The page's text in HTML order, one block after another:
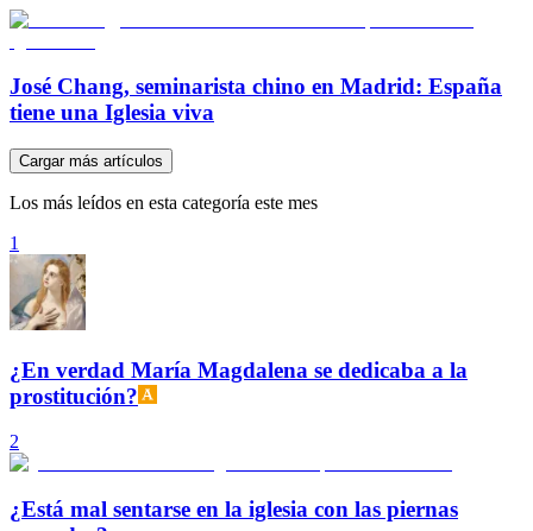
José Chang, seminarista chino en Madrid: España
tiene una Iglesia viva
Cargar más artículos
Los más leídos en esta categoría este mes
1
¿En verdad María Magdalena se dedicaba a la
prostitución?
2
¿Está mal sentarse en la iglesia con las piernas